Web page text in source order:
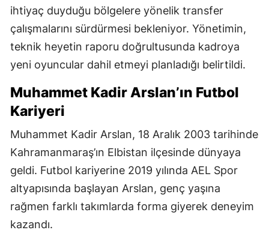
ihtiyaç duyduğu bölgelere yönelik transfer
çalışmalarını sürdürmesi bekleniyor. Yönetimin,
teknik heyetin raporu doğrultusunda kadroya
yeni oyuncular dahil etmeyi planladığı belirtildi.
Muhammet Kadir Arslan’ın Futbol
Kariyeri
Muhammet Kadir Arslan, 18 Aralık 2003 tarihinde
Kahramanmaraş’ın Elbistan ilçesinde dünyaya
geldi. Futbol kariyerine 2019 yılında AEL Spor
altyapısında başlayan Arslan, genç yaşına
rağmen farklı takımlarda forma giyerek deneyim
kazandı.